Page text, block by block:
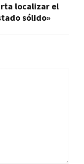
localizar el
sólido»